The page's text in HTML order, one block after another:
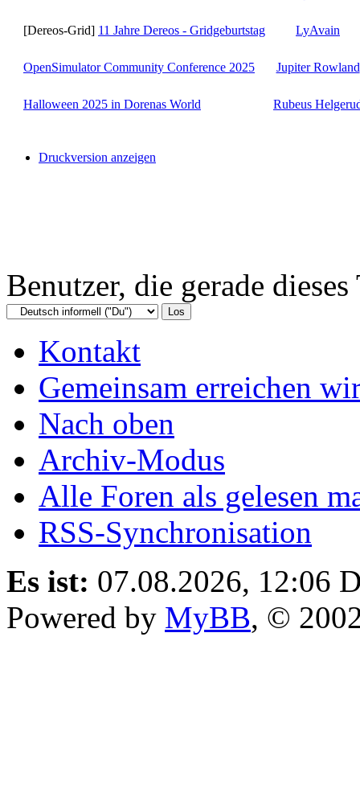
[Dereos-Grid] 11 Jahre Dereos - Gridgeburtstag LyAvain
OpenSimulator Community Conference 2025 Jupiter Rowland
Halloween 2025 in Dorenas World Rubeus
Druckversion anzeigen
Benutzer, die gerade
Kontakt
Gemeinsam erreichen
Nach oben
Archiv-Modus
Alle Foren als gelesen
RSS-Synchronisation
Es ist: 07.08.2026, 12:06
Powered by MyBB, ©